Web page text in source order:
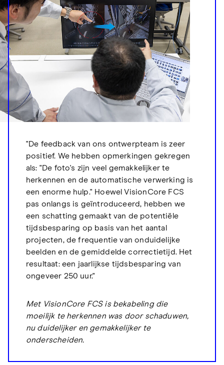
"De feedback van ons ontwerpteam is zeer
positief. We hebben opmerkingen gekregen
als: "De foto's zijn veel gemakkelijker te
herkennen en de automatische verwerking is
een enorme hulp." Hoewel VisionCore FCS
pas onlangs is geïntroduceerd, hebben we
een schatting gemaakt van de potentiële
tijdsbesparing op basis van het aantal
projecten, de frequentie van onduidelijke
beelden en de gemiddelde correctietijd. Het
resultaat: een jaarlijkse tijdsbesparing van
ongeveer 250 uur."
Met VisionCore FCS is bekabeling die
moeilijk te herkennen was door schaduwen,
nu duidelijker en gemakkelijker te
onderscheiden.